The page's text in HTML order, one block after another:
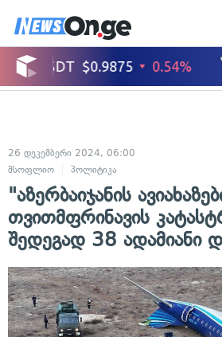
26 დეკემბერი 2024, 06:00
მსოფლიო
პოლიტიკა
"აზერბაიჯანის
თვითმფრინავის
შედეგად 38 ადამიანი